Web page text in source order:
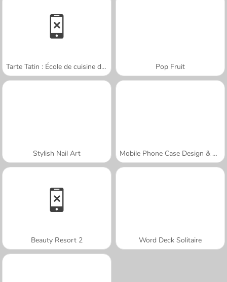
Tarte Tatin : École de cuisine de Sara Pop Fruit
Stylish Nail Art Mobile Phone Case Design & DIY
Beauty Resort 2 Word Deck Solitaire